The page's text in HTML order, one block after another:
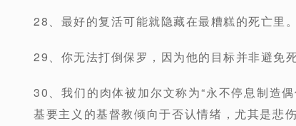
28、最好的复活可能就隐藏在最糟糕的死亡里
29、你无法打倒保罗，因为他的目标并非避免
30、我们的肉体被加尔文称为“永不停息制造
基要主义的基督教倾向于否认情绪，尤其是悲